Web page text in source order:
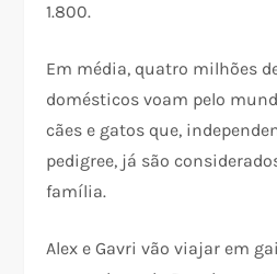
1.800.
Em média, quatro milhões
domésticos voam pelo
cães e gatos que,
pedigree, já são
família.
Alex e Gavri vão viajar em